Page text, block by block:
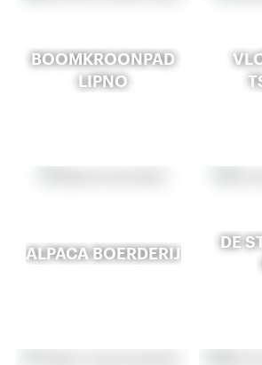
BOOMKROONPAD
LIPNO
ALPACA BOERDERIJ
DE